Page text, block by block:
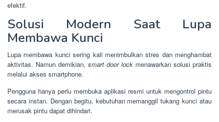
efektif.
Solusi Modern Saat Lupa
Membawa Kunci
Lupa membawa kunci sering kali menimbulkan stres dan menghambat
aktivitas. Namun demikian, smart door lock menawarkan solusi praktis
melalui akses smartphone.
Pengguna hanya perlu membuka aplikasi resmi untuk mengontrol pintu
secara instan. Dengan begitu, kebutuhan memanggil tukang kunci atau
merusak pintu dapat dihindari.